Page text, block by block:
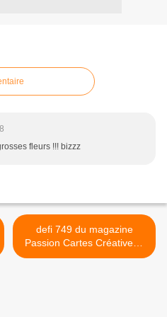
fleurs !!! bizzz
defi 749 du magazine
Passion Cartes Créatives :
ma proposition >